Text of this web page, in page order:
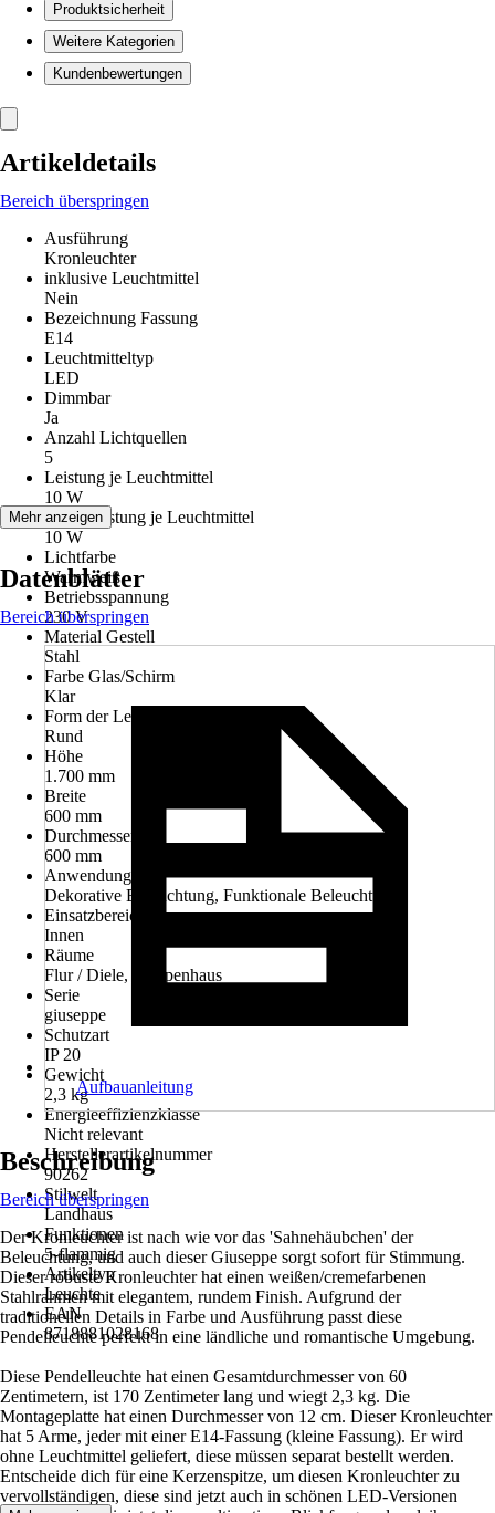
Produktsicherheit
Weitere Kategorien
Kundenbewertungen
Artikeldetails
Bereich überspringen
Ausführung
Kronleuchter
inklusive Leuchtmittel
Nein
Bezeichnung Fassung
E14
Leuchtmitteltyp
LED
Dimmbar
Ja
Anzahl Lichtquellen
5
Leistung je Leuchtmittel
10 W
Max. Leistung je Leuchtmittel
10 W
Lichtfarbe
Warmweiß
Betriebsspannung
230 V
Material Gestell
Stahl
Farbe Glas/Schirm
Klar
Form der Leuchte
Rund
Höhe
1.700 mm
Breite
600 mm
Durchmesser
600 mm
Anwendung
Dekorative Beleuchtung, Funktionale Beleuchtung
Einsatzbereich
Innen
Räume
Flur / Diele, Treppenhaus
Serie
giuseppe
Schutzart
IP 20
Gewicht
2,3 kg
Energieeffizienzklasse
Nicht relevant
Herstellerartikelnummer
90262
Stilwelt
Landhaus
Funktionen
5-flammig
Artikeltyp
Leuchte
EAN
8718881028168
Mehr anzeigen
Datenblätter
Bereich überspringen
Aufbauanleitung
Beschreibung
Bereich überspringen
Der Kronleuchter ist nach wie vor das 'Sahnehäubchen' der
Beleuchtung, und auch dieser Giuseppe sorgt sofort für Stimmung.
Dieser robuste Kronleuchter hat einen weißen/cremefarbenen
Stahlrahmen mit elegantem, rundem Finish. Aufgrund der
traditionellen Details in Farbe und Ausführung passt diese
Pendelleuchte perfekt in eine ländliche und romantische Umgebung.
Diese Pendelleuchte hat einen Gesamtdurchmesser von 60
Zentimetern, ist 170 Zentimeter lang und wiegt 2,3 kg. Die
Montageplatte hat einen Durchmesser von 12 cm. Dieser Kronleuchter
hat 5 Arme, jeder mit einer E14-Fassung (kleine Fassung). Er wird
ohne Leuchtmittel geliefert, diese müssen separat bestellt werden.
Entscheide dich für eine Kerzenspitze, um diesen Kronleuchter zu
vervollständigen, diese sind jetzt auch in schönen LED-Versionen